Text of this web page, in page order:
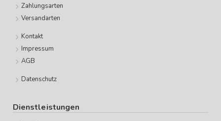
Zahlungsarten
Versandarten
Kontakt
Impressum
AGB
Datenschutz
Dienstleistungen